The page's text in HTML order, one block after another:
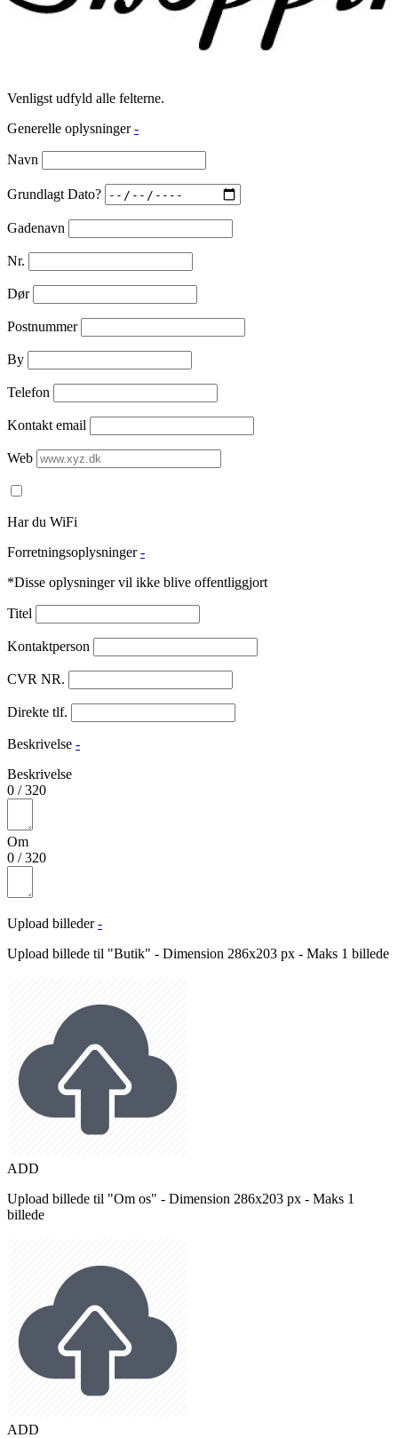
Venligst udfyld alle felterne.
Generelle oplysninger -
Navn
Grundlagt Dato?
Gadenavn
Nr.
Dør
Postnummer
By
Telefon
Kontakt email
Web
Har du WiFi
Forretningsoplysninger -
*Disse oplysninger vil ikke blive offentliggjort
Titel
Kontaktperson
CVR NR.
Direkte tlf.
Beskrivelse -
Beskrivelse
0 /320
Om
0 /320
Upload billeder -
Upload billede til "Butik" - Dimension 286x203 px - Maks 1 billede
ADD
Upload billede til "Om os" - Dimension 286x203 px - Maks 1
billede
ADD